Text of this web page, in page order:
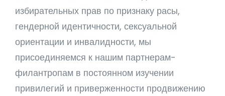
избирательных прав по признаку расы,
гендерной идентичности, сексуальной
ориентации и инвалидности, мы
присоединяемся к нашим партнерам-
филантропам в постоянном изучении
привилегий и приверженности продвижению